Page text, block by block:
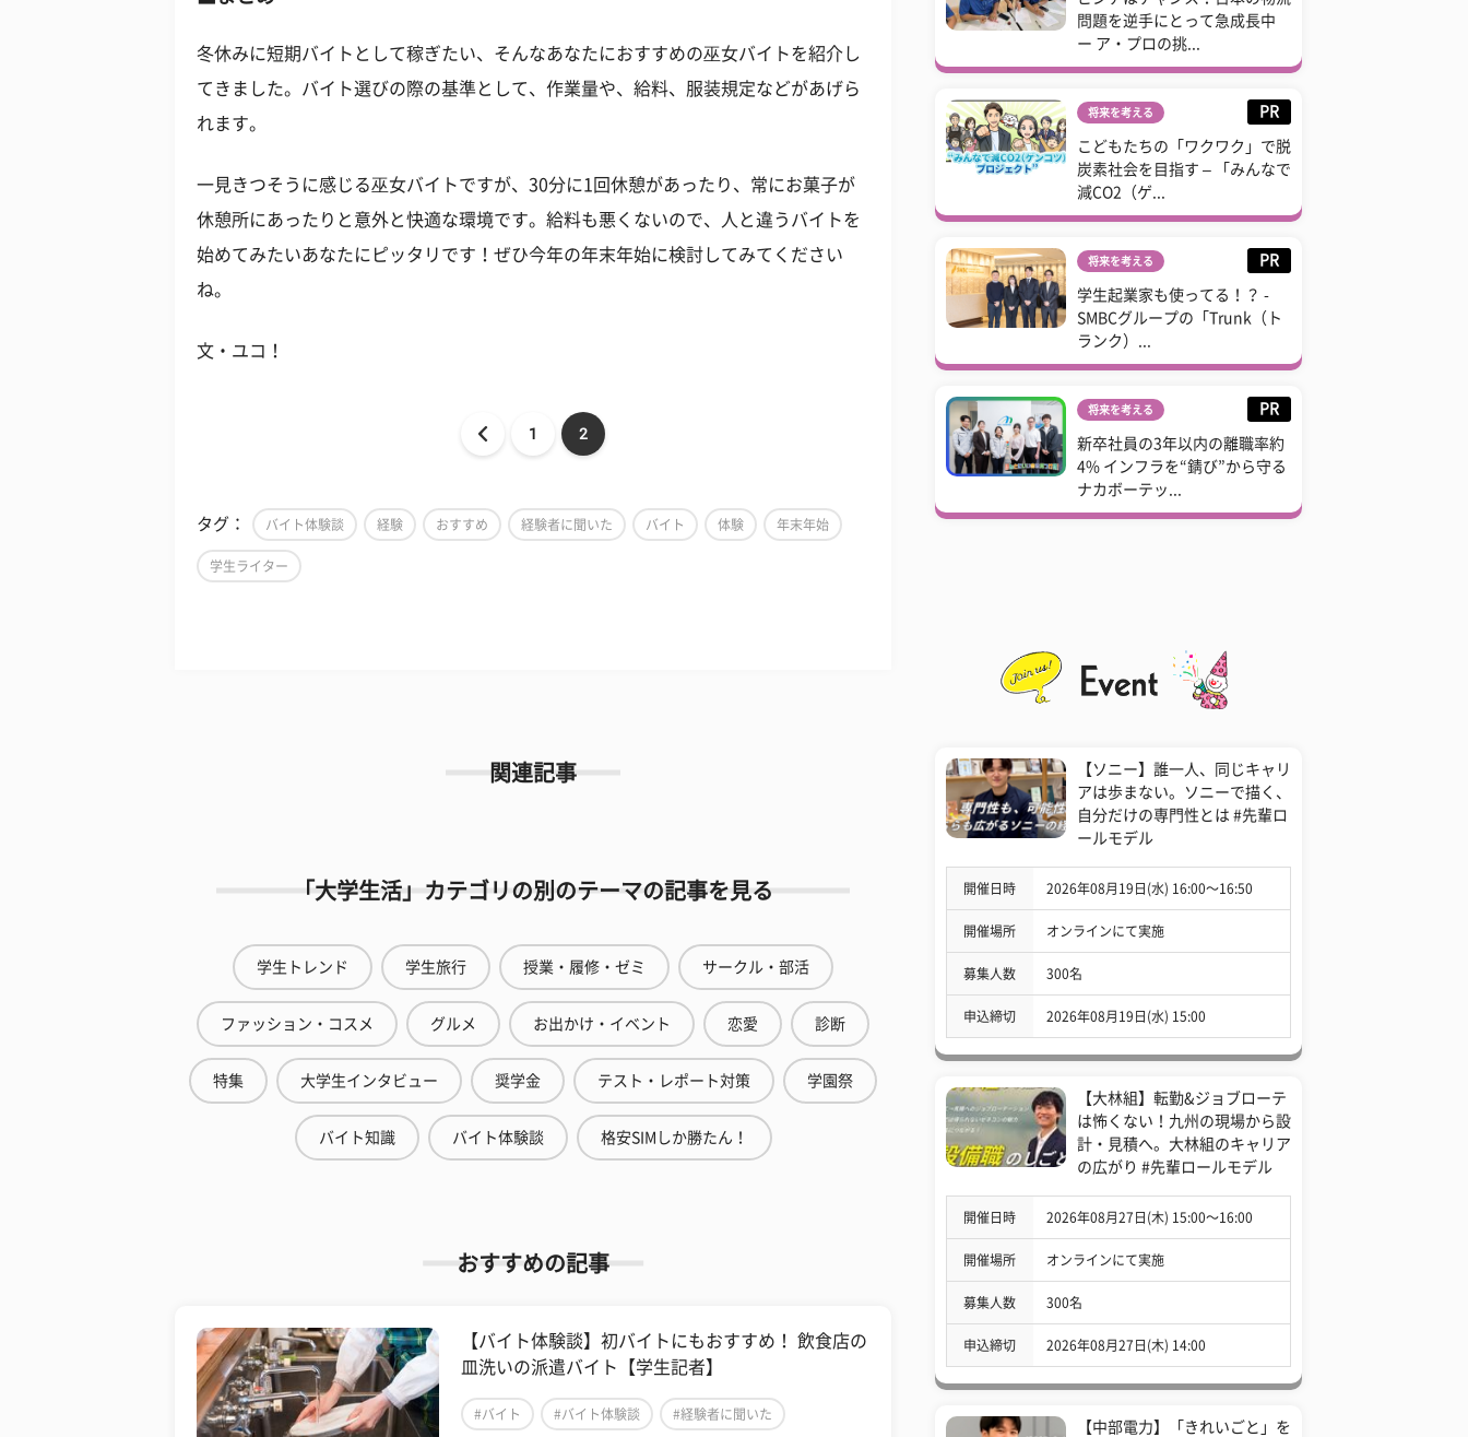
冬休みに短期バイトとして稼ぎたい、そんなあなたにおすすめの巫女バイトを紹介し
てきました。バイト選びの際の基準として、作業量や、給料、服装規定などがあげら
れます。
一見きつそうに感じる巫女バイトですが、30分に1回休憩があったり、常にお菓子が
休憩所にあったりと意外と快適な環境です。給料も悪くないので、人と違うバイトを
始めてみたいあなたにピッタリです！ぜひ今年の年末年始に検討してみてください
ね。
文・ユコ！
1 2
タグ： バイト体験談 経験 おすすめ 経験者に聞いた バイト 体験 年末年始
学生ライター
関連記事
「大学生活」カテゴリの別のテーマの記事を見る
学生トレンド 学生旅行 授業・履修・ゼミ サークル・部活
ファッション・コスメ グルメ お出かけ・イベント 恋愛 診断
特集 大学生インタビュー 奨学金 テスト・レポート対策 学園祭
バイト知識 バイト体験談 格安SIMしか勝たん！
おすすめの記事
【バイト体験談】初バイトにもおすすめ！ 飲食店の
皿洗いの派遣バイト【学生記者】
#バイト #バイト体験談 #経験者に聞いた
問題を逆手にとって急成長中
ー ア・プロの挑...
将来を考える PR
こどもたちの「ワクワク」で脱
炭素社会を目指す – 「みんなで
減CO2（ゲ...
将来を考える PR
学生起業家も使ってる！？ -
SMBCグループの「Trunk（ト
ランク）...
将来を考える PR
新卒社員の3年以内の離職率約
4% インフラを“錆び”から守る
ナカボーテッ...
【ソニー】誰一人、同じキャリ
アは歩まない。ソニーで描く、
自分だけの専門性とは #先輩ロ
ールモデル
開催日時 2026年08月19日(水) 16:00〜16:50
開催場所 オンラインにて実施
募集人数 300名
申込締切 2026年08月19日(水) 15:00
【大林組】転勤&ジョブローテ
は怖くない！九州の現場から設
計・見積へ。大林組のキャリア
の広がり #先輩ロールモデル
開催日時 2026年08月27日(木) 15:00〜16:00
開催場所 オンラインにて実施
募集人数 300名
申込締切 2026年08月27日(木) 14:00
【中部電力】「きれいごと」を